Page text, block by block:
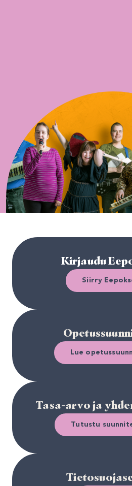
Kirjaudu
Siirry
Lue
Tasa-arvo ja
Tutustu